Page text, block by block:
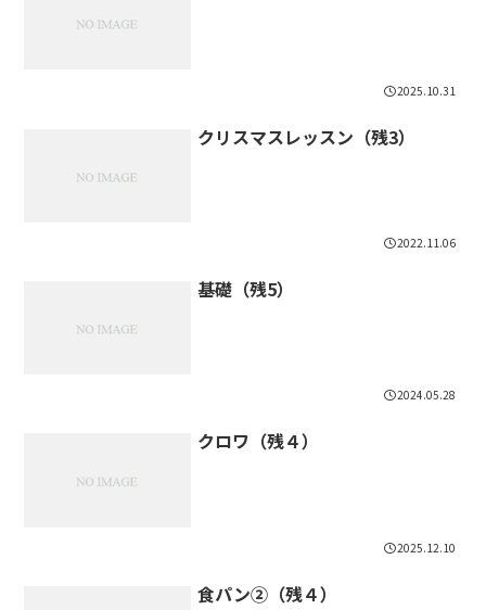
2025.10.31
クリスマスレッスン（残3）
2022.11.06
基礎（残5）
2024.05.28
クロワ（残４）
2025.12.10
食パン②（残４）